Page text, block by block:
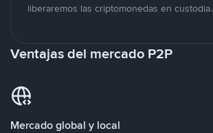
liberaremos las criptomonedas en custodia.
Ventajas del mercado P2P
Mercado global y local